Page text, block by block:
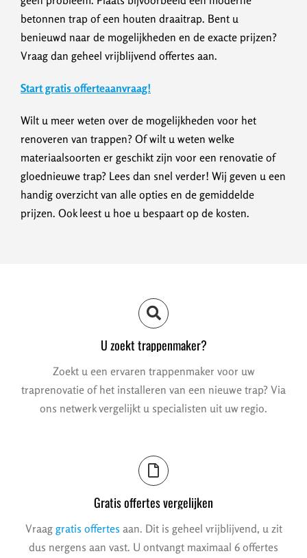
betonnen trap of een houten draaitrap. Bent u
benieuwd naar de mogelijkheden en de exacte prijzen?
Vraag dan geheel vrijblijvend offertes aan.
Start gratis offerteaanvraag!
Wilt u meer weten over de mogelijkheden voor het
renoveren van trappen? Of wilt u weten welke
materiaalsoorten er geschikt zijn voor een renovatie of
gloednieuwe trap? Lees dan snel verder! Wij geven u een
handig overzicht van alle opties en de gemiddelde
prijzen. Ook leest u hoe u bespaart op de kosten.
U zoekt trappenmaker?
Zoekt u een ervaren trappenmaker voor uw
traprenovatie of het installeren van een nieuwe trap? Via
ons netwerk vergelijkt u specialisten uit uw regio.
Gratis offertes vergelijken
Vraag gratis offertes aan. Dit is geheel vrijblijvend, u zit
dus nergens aan vast. U ontvangt maximaal 6 offertes